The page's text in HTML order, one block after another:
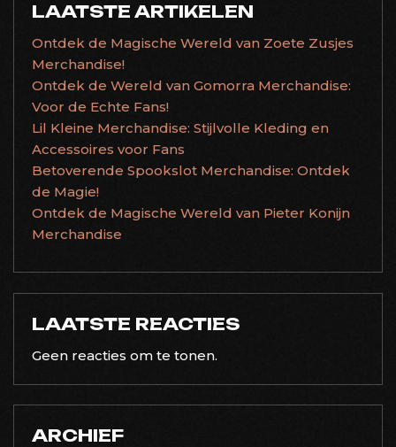
LAATSTE ARTIKELEN
Ontdek de Magische Wereld van Zoete Zusjes
Merchandise!
Ontdek de Wereld van Gomorra Merchandise:
Voor de Echte Fans!
Lil Kleine Merchandise: Stijlvolle Kleding en
Accessoires voor Fans
Betoverende Spookslot Merchandise: Ontdek
de Magie!
Ontdek de Magische Wereld van Pieter Konijn
Merchandise
LAATSTE REACTIES
Geen reacties om te tonen.
ARCHIEF